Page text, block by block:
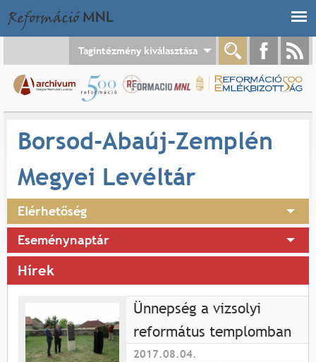
Tagintézmény kiválasztása
Borsod-Abaúj-Zemplén
Megyei Levéltár
Elérhetőség
Eseménynaptár
Hírek
Ünnepség a vizsolyi
református templomban
2017.08.04.